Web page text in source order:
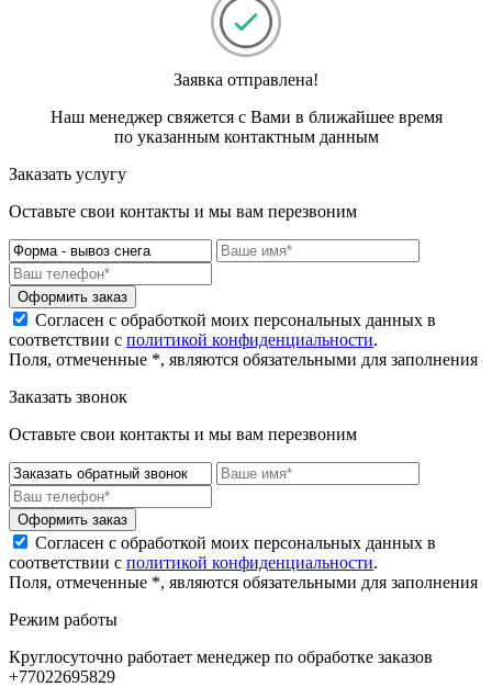
Заявка отправлена!
Наш менеджер свяжется с Вами в ближайшее время
по указанным контактным данным
Заказать услугу
Оставьте свои контакты и мы вам перезвоним
Оформить заказ
Согласен с обработкой моих персональных данных в
соответствии с политикой конфиденциальности.
Поля, отмеченные *, являются обязательными для заполнения
Заказать звонок
Оставьте свои контакты и мы вам перезвоним
Оформить заказ
Согласен с обработкой моих персональных данных в
соответствии с политикой конфиденциальности.
Поля, отмеченные *, являются обязательными для заполнения
Режим работы
Круглосуточно работает менеджер по обработке заказов
+77022695829